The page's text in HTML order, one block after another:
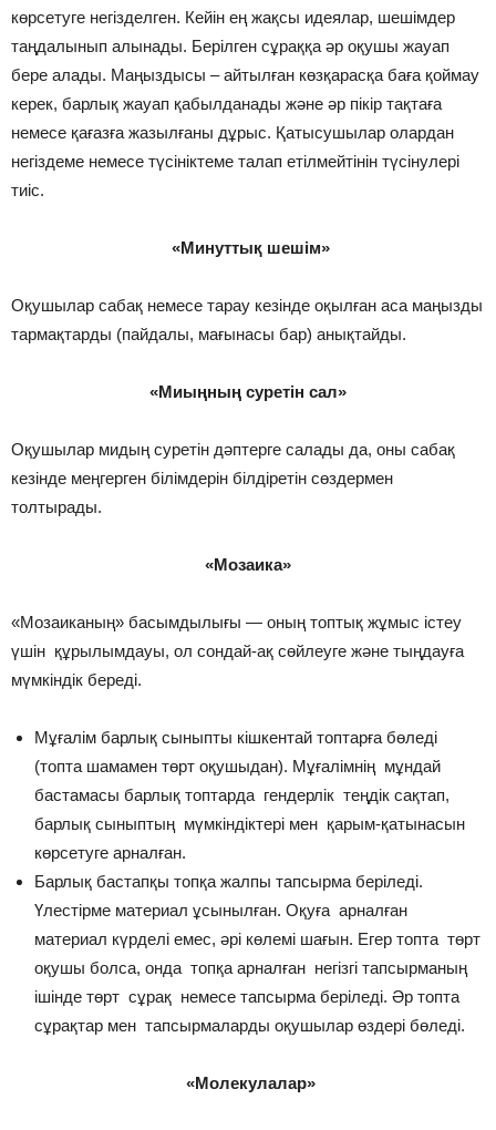
көрсетуге негізделген. Кейін ең жақсы идеялар, шешімдер
таңдалынып алынады. Берілген сұраққа әр оқушы жауап
бере алады. Маңыздысы – айтылған көзқарасқа баға қоймау
керек, барлық жауап қабылданады және әр пікір тақтаға
немесе қағазға жазылғаны дұрыс. Қатысушылар олардан
негіздеме немесе түсініктеме талап етілмейтінін түсінулері
тиіс.
«Минуттық шешім»
Оқушылар сабақ немесе тарау кезінде оқылған аса маңызды
тармақтарды (пайдалы, мағынасы бар) анықтайды.
«Миыңның суретін сал»
Оқушылар мидың суретін дəптерге салады да, оны сабақ
кезінде меңгерген білімдерін білдіретін сөздермен
толтырады.
«Мозаика»
«Мозаиканың» басымдылығы — оның топтық жұмыс істеу
үшін құрылымдауы, ол сондай-ақ сөйлеуге және тыңдауға
мүмкіндік береді.
Мұғалім барлық сыныпты кішкентай топтарға бөледі
(топта шамамен төрт оқушыдан). Мұғалімнің мұндай
бастамасы барлық топтарда гендерлік теңдік сақтап,
барлық сыныптың мүмкіндіктері мен қарым-қатынасын
көрсетуге арналған.
Барлық бастапқы топқа жалпы тапсырма беріледі.
Үлестірме материал ұсынылған. Оқуға арналған
материал күрделі емес, әрі көлемі шағын. Егер топта төрт
оқушы болса, онда топқа арналған негізгі тапсырманың
ішінде төрт сұрақ немесе тапсырма беріледі. Әр топта
сұрақтар мен тапсырмаларды оқушылар өздері бөледі.
«Молекулалар»